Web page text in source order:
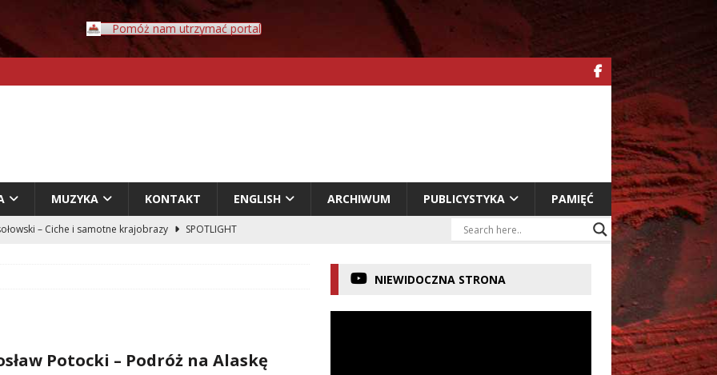
Pomóż nam utrzymać portal
MUZYKA KONTAKT ENGLISH ARCHIWUM PUBLICYSTYKA PAMIĘĆ
– Ciche i samotne krajobrazy
SPOTLIGHT
– Dziennik – Wyspy Kanaryjskie FELIETON
Potocki – Podróż na Alaskę
NIEWIDOCZNA STRONA